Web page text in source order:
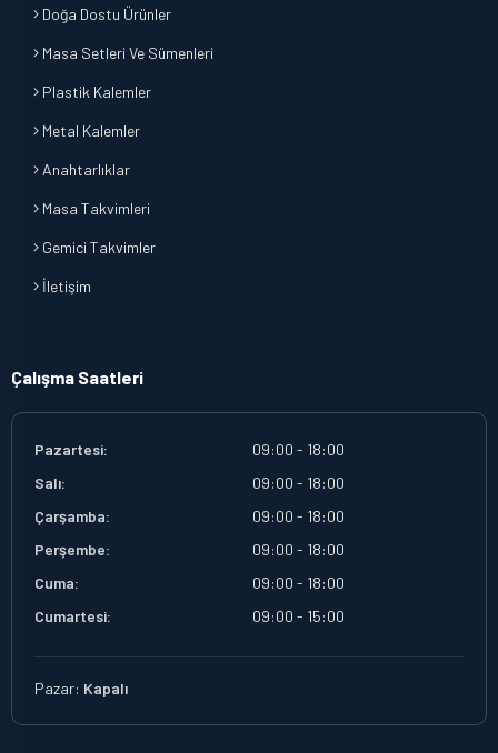
Doğa Dostu Ürünler
Masa Setleri Ve Sümenleri
Plastik Kalemler
Metal Kalemler
Anahtarlıklar
Masa Takvimleri
Gemici Takvimler
İletişim
Çalışma Saatleri
Pazartesi:
09:00 - 18:00
Salı:
09:00 - 18:00
Çarşamba:
09:00 - 18:00
Perşembe:
09:00 - 18:00
Cuma:
09:00 - 18:00
Cumartesi:
09:00 - 15:00
Pazar: Kapalı